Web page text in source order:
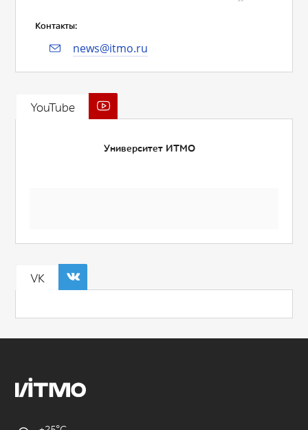
Контакты:
news@itmo.ru
YouTube
Университет ИТМО
VK